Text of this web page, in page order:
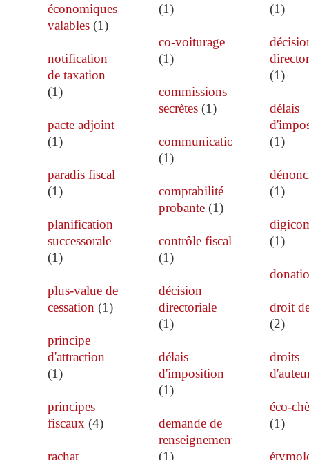
économiques
valables (1)
notification
de taxation
(1)
pacte adjoint
(1)
paradis fiscal
(1)
planification
successorale
(1)
plus-value de
cessation (1)
principe
d'attraction
(1)
principes
fiscaux (4)
rachat
(1)
co-voiturage
(1)
commissions
secrètes(1)
communication
(1)
comptabilité
probante(1)
contrôle fiscal
(1)
décision
directoriale
(1)
délais
d'imposition
(1)
demande de
renseignements
(1)
(1)
(1)
délais
(1)
(1)
(1)
droit
(2)
droits
éco-
(1)